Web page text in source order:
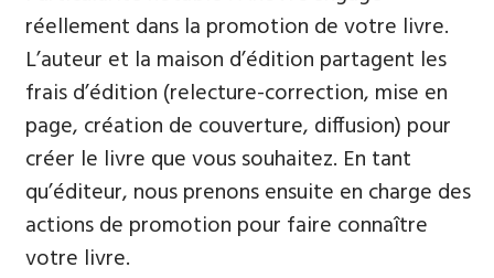
réellement dans la promotion de votre livre.
L’auteur et la maison d’édition partagent les
frais d’édition (relecture-correction, mise en
page, création de couverture, diffusion) pour
créer le livre que vous souhaitez. En tant
qu’éditeur, nous prenons ensuite en charge des
actions de promotion pour faire connaître
votre livre.